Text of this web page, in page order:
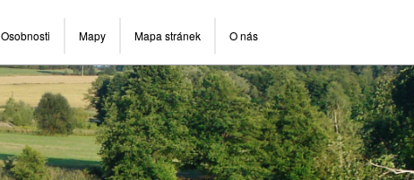
Osobnosti Mapy Mapa stránek O nás